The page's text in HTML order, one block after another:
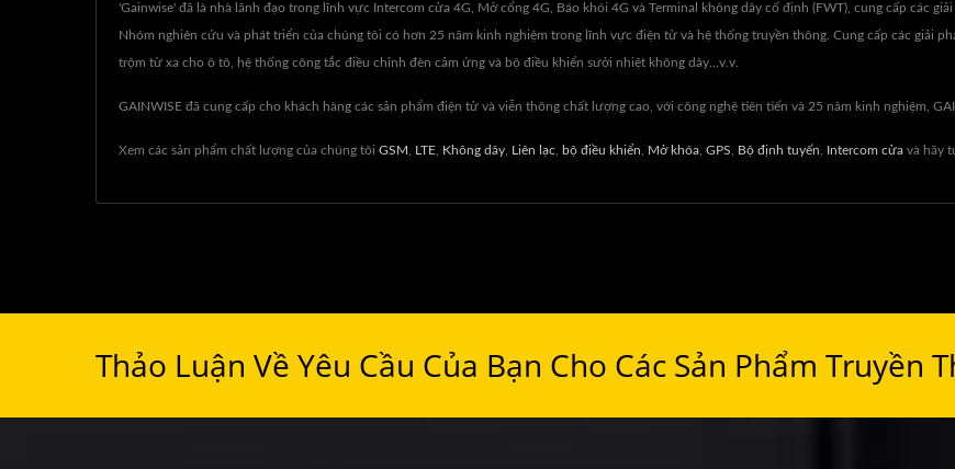
'Gainwise' đã là nhà lãnh đạo trong lĩnh vực Intercom cửa 4G, Mở cổng 4G, Báo khói 4G và Terminal không dây cố định (FWT), cung cấp các
Nhóm nghiên cứu và phát triển của chúng tôi có hơn 25 năm kinh nghiệm trong lĩnh vực điện tử và hệ thống truyền thông. Cung cấp các giải
trộm từ xa cho ô tô, hệ thống công tắc điều chỉnh đèn cảm ứng và bộ điều khiển sưởi nhiệt không dây...v.v.
GAINWISE đã cung cấp cho khách hàng các sản phẩm điện tử và viễn thông chất lượng cao, với công nghệ tiên tiến và 25 năm kinh nghiệm,
Xem các sản phẩm chất lượng của chúng tôi GSM LTE Không dây Liên lạc bộ điều khiển Mở khóa GPS Bộ định tuyến Intercom cửa và hãy
Thảo Luận Về Yêu Cầu Của Bạn Cho Các Sản Phẩm Truyền